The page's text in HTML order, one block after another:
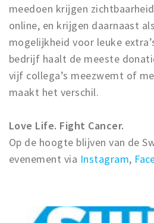
meedoen krijgen
online, en krijgen daarnaast
mogelijkheid voor leuke
bedrijf haalt de meeste
vijf collega’s meezwemt of
maakt het verschil.
Love Life. Fight Cancer.
Op de hoogte blijven van de
evenement via Instagram,